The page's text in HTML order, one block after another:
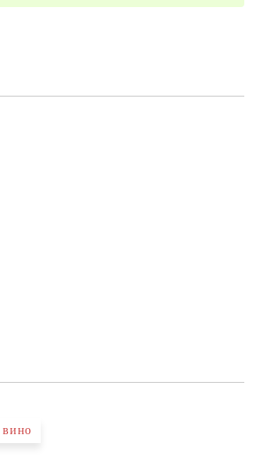
вино